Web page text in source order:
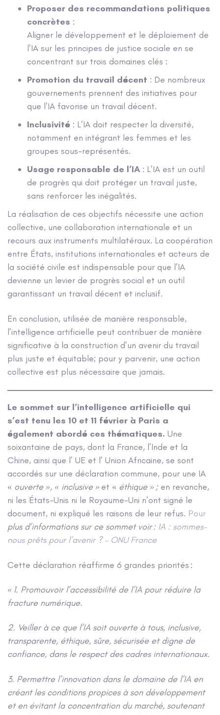
Proposer des recommandations politiques
concrètes :
Aligner le développement et le déploiement de
l’IA sur les principes de justice sociale en se
concentrant sur trois domaines clés :
Promotion du travail décent : De nombreux
gouvernements prennent des initiatives pour
que l’IA favorise un travail décent.
Inclusivité : L’IA doit respecter la diversité,
notamment en intégrant les femmes et les
groupes sous-représentés.
Usage responsable de l’IA : L’IA est un outil
de progrès qui doit protéger un travail juste,
sans renforcer les inégalités.
La réalisation de ces objectifs nécessite une action
collective, une collaboration internationale et un
recours aux instruments multilatéraux. La coopération
entre États, institutions internationales et acteurs de
la société civile est indispensable pour que l’IA
devienne un levier de progrès social et un outil
garantissant un travail décent et inclusif.
En conclusion, utilisée de manière responsable,
l’intelligence artificielle peut contribuer de manière
significative à la construction d’un avenir du travail
plus juste et équitable; pour y parvenir, une action
collective est plus nécessaire que jamais.
Le sommet sur l’intelligence artificielle qui
s’est tenu les 10 et 11 février à Paris a
également abordé ces thématiques. Une
soixantaine de pays, dont la France, l’Inde et la
Chine, ainsi que l’ UE et l’ Union Africaine, se sont
accordés sur une déclaration commune, pour une IA
« ouverte », « inclusive » et « éthique » ; en revanche,
ni les États-Unis ni le Royaume-Uni n’ont signé le
document, ni expliqué les raisons de leur refus. Pour
plus d’informations sur ce sommet voir : IA : sommes-
nous prêts pour l’avenir ? – ONU France
Cette déclaration réaffirme 6 grandes priorités :
« 1. Promouvoir l’accessibilité de l’IA pour réduire la
fracture numérique.
2. Veiller à ce que l’IA soit ouverte à tous, inclusive,
transparente, éthique, sûre, sécurisée et digne de
confiance, dans le respect des cadres internationaux.
3. Permettre l’innovation dans le domaine de l’IA en
créant les conditions propices à son développement
et en évitant la concentration du marché, soutenant